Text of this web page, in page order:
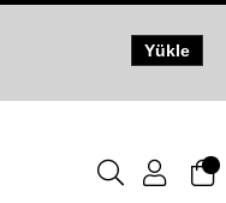
Yükle